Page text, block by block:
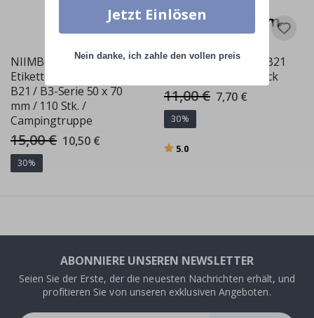
NIIMBOT
Etikettenaufkleber B1 /
B21 / B3-Serie 50 x 70
mm / 110 Stk. /
Campingtruppe
15,00 € Special
Price
10,50 €
30%
NIIMBOT Label für B21
/ 10x20 mm, 300 Stück
11,00 € Special
Price
7,70 €
30%
Bewertung:
5.0
ABONNIERE UNSEREN NEWSLETTER
Seien Sie der Erste, der die neuesten Nachrichten erhält, und
profitieren Sie von unseren exklusiven Angeboten.
Jetzt Einlösen
Nein danke, ich zahle den vollen preis